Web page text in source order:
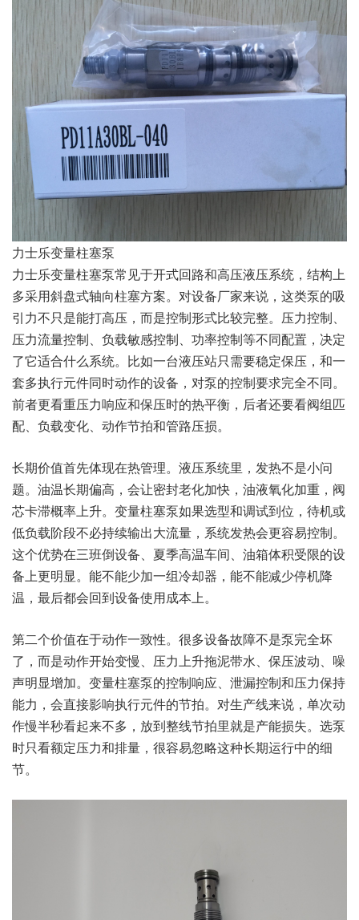
力士乐变量柱塞泵
力士乐变量柱塞泵常见于开式回路和高压液压系统，结构上
多采用斜盘式轴向柱塞方案。对设备厂家来说，这类泵的吸
引力不只是能打高压，而是控制形式比较完整。压力控制、
压力流量控制、负载敏感控制、功率控制等不同配置，决定
了它适合什么系统。比如一台液压站只需要稳定保压，和一
套多执行元件同时动作的设备，对泵的控制要求完全不同。
前者更看重压力响应和保压时的热平衡，后者还要看阀组匹
配、负载变化、动作节拍和管路压损。
长期价值首先体现在热管理。液压系统里，发热不是小问
题。油温长期偏高，会让密封老化加快，油液氧化加重，阀
芯卡滞概率上升。变量柱塞泵如果选型和调试到位，待机或
低负载阶段不必持续输出大流量，系统发热会更容易控制。
这个优势在三班倒设备、夏季高温车间、油箱体积受限的设
备上更明显。能不能少加一组冷却器，能不能减少停机降
温，最后都会回到设备使用成本上。
第二个价值在于动作一致性。很多设备故障不是泵完全坏
了，而是动作开始变慢、压力上升拖泥带水、保压波动、噪
声明显增加。变量柱塞泵的控制响应、泄漏控制和压力保持
能力，会直接影响执行元件的节拍。对生产线来说，单次动
作慢半秒看起来不多，放到整线节拍里就是产能损失。选泵
时只看额定压力和排量，很容易忽略这种长期运行中的细
节。